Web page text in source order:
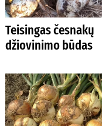
Teisingas česnakų
džiovinimo būdas